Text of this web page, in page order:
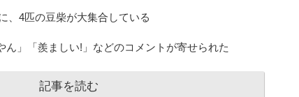
、4匹の豆柴が大集合している
ん」「羨ましい!」などのコメントが寄せられた
記事を読む